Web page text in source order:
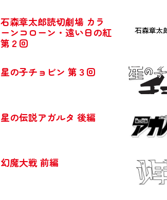
石森章太郎読切劇場 カラ
ーンコローン・遠い日の紅
第２回
星の子チョビン 第３回
星の伝説アガルタ 後編
幻魔大戦 前編